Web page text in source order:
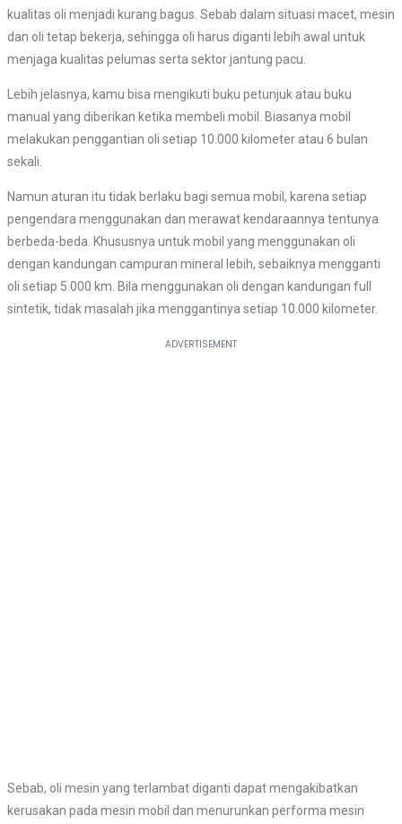
kualitas oli menjadi kurang bagus. Sebab dalam situasi macet, mesin
dan oli tetap bekerja, sehingga oli harus diganti lebih awal untuk
menjaga kualitas pelumas serta sektor jantung pacu.
Lebih jelasnya, kamu bisa mengikuti buku petunjuk atau buku
manual yang diberikan ketika membeli mobil. Biasanya mobil
melakukan penggantian oli setiap 10.000 kilometer atau 6 bulan
sekali.
Namun aturan itu tidak berlaku bagi semua mobil, karena setiap
pengendara menggunakan dan merawat kendaraannya tentunya
berbeda-beda. Khususnya untuk mobil yang menggunakan oli
dengan kandungan campuran mineral lebih, sebaiknya mengganti
oli setiap 5.000 km. Bila menggunakan oli dengan kandungan full
sintetik, tidak masalah jika menggantinya setiap 10.000 kilometer.
Sebab, oli mesin yang terlambat diganti dapat mengakibatkan
kerusakan pada mesin mobil dan menurunkan performa mesin